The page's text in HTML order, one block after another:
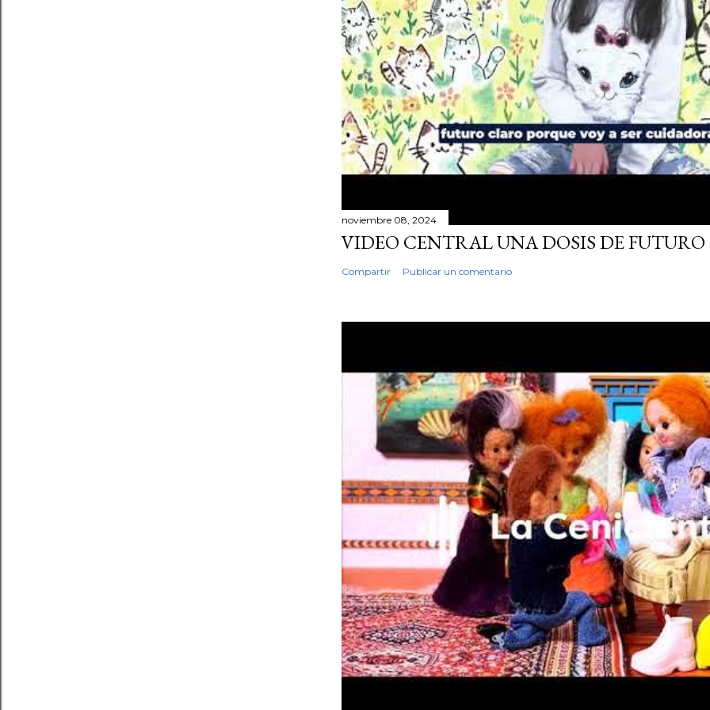
noviembre 08, 2024
VIDEO CENTRAL UNA DOSIS DE FUTURO
Compartir Publicar un comentario